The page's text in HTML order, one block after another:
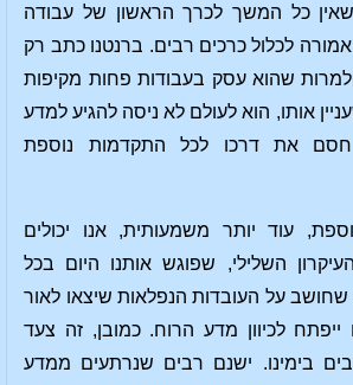
שאין כל המשך לכרך הראשון של עבודה
אמורה לכלול כרכים רבים. ברנטנו כתב רק
שהוא עסק בעבודות פחות מקיפות
אותו, הוא לעולם לא ניסה להגיע למדע
את דרכו לכל התקדמות נוספת
עוד יותר משמעותית, אנו יכולים
השלילי, שפוגש אותנו היום בכל
על העובדות הנפלאות שיצאו לאור
ייפתח לכיוון מדע הרוח. כמובן, זה צעד
בימינו. ישנם רבים שנרתעים ממדע